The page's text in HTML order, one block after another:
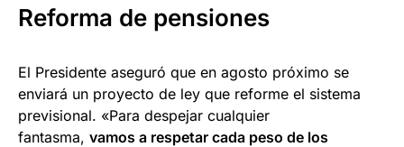
Reforma de pensiones
El Presidente aseguró que en agosto próximo se
enviará un proyecto de ley que reforme el sistema
previsional. «Para despejar cualquier
fantasma, vamos a respetar cada peso de los